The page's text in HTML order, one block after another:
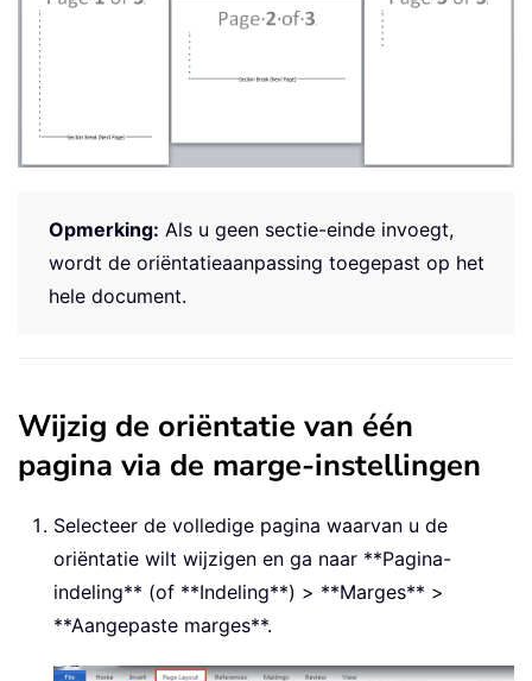
Opmerking: Als u geen sectie-einde invoegt,
wordt de oriëntatieaanpassing toegepast op het
hele document.
Wijzig de oriëntatie van één
pagina via de marge-instellingen
Selecteer de volledige pagina waarvan u de
oriëntatie wilt wijzigen en ga naar **Pagina-
indeling** (of **Indeling**) > **Marges** >
**Aangepaste marges**.